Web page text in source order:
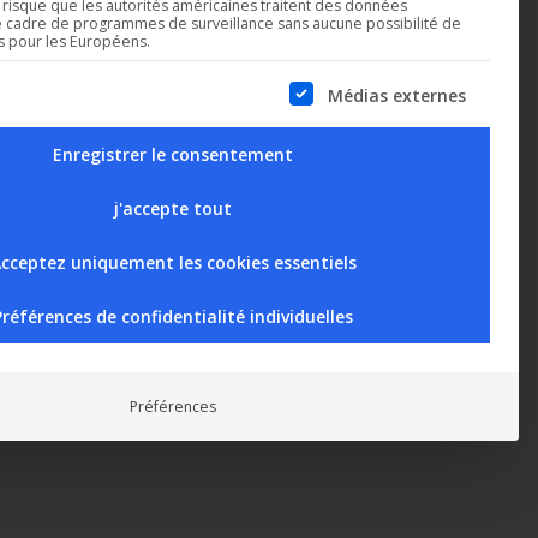
centrale de
DC58 –
600 satellites
Unité centrale de
version 8 satellites
que les autorités américaines traitent des données
de programmes de surveillance sans aucune possibilité de
pour les Européens.
list of service groups for which consent can be given. The
Médias externes
Enregistrer le consentement
j'accepte tout
uniquement les cookies essentiels
de confidentialité individuelles
Préférences